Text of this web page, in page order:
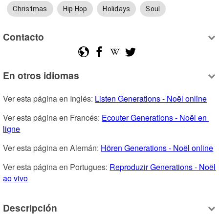
Christmas Hip Hop Holidays Soul
Contacto
En otros idiomas
Ver esta página en Inglés: Listen Generations - Noël online
Ver esta página en Francés: Ecouter Generations - Noël en
ligne
Ver esta página en Alemán: Hören Generations - Noël online
Ver esta página en Portugues: Reproduzir Generations - Noël
ao vivo
Descripción